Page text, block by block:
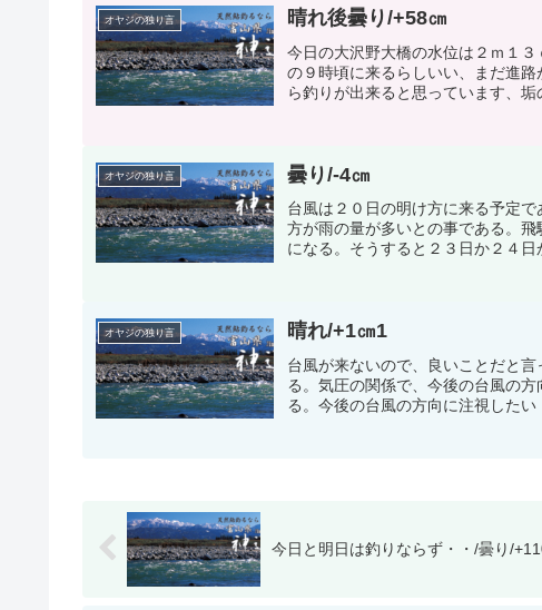
オヤジの独り言 晴れ後曇り/+58㎝
今日の大沢野大橋の水位は２ｍ１
の９時頃に来るらしいい、まだ進
ら釣りが出来ると思っています、
オヤジの独り言 曇り/-4㎝
台風は２０日の明け方に来る予定
方が雨の量が多いとの事である。
になる。そうすると２３日か２４日
オヤジの独り言 晴れ/+1㎝1
台風が来ないので、良いことだと
る。気圧の関係で、今後の台風の
る。今後の台風の方向に注視した
今日と明日は釣りならず・・/曇り/